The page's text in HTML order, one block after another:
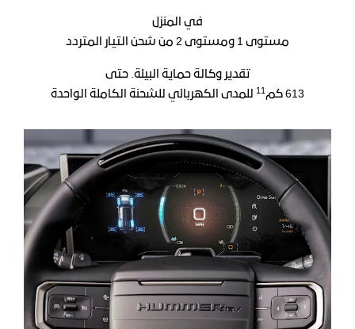
في المنزل
مستوى 1 ومستوى 2 من شحن التيار المتردد
تقدير وكالة حماية البيئة. حتى
613 كم
11 للمدى الكهربائي للشحنة الكاملة الواحدة